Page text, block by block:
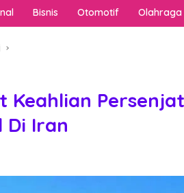
Bisnis Otomotif Olahraga
Keahlian
Di Iran